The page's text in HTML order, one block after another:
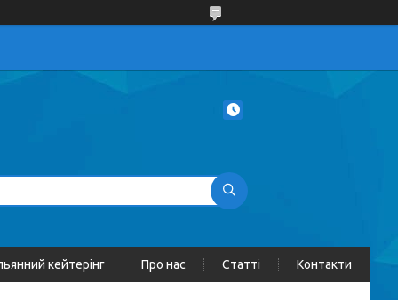
кейтерінг Про нас Статті Контакти